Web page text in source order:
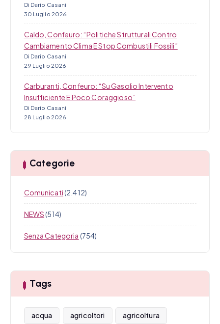
Di Dario Casani
30 Luglio 2026
Caldo, Confeuro: “Politiche Strutturali Contro
Cambiamento Clima E Stop Combustili Fossili”
Di Dario Casani
29 Luglio 2026
Carburanti, Confeuro: “Su Gasolio Intervento
Insufficiente E Poco Coraggioso”
Di Dario Casani
28 Luglio 2026
Categorie
Comunicati(2.412)
NEWS(514)
Senza Categoria (754)
Tags
acqua agricoltori agricoltura